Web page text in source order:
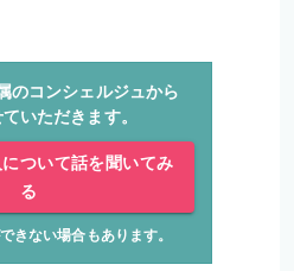
のコンシェルジュから
いただきます。
ついて話を聞いてみ
る
きない場合もあります。